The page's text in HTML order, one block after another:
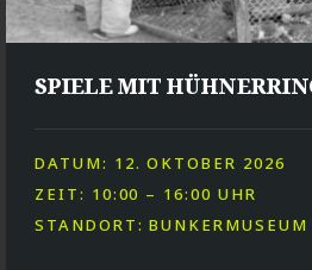
SPIELE MIT
DATUM: 12. OKTOBER 2026
ZEIT: 10:00 – 16:00 UHR
STANDORT: